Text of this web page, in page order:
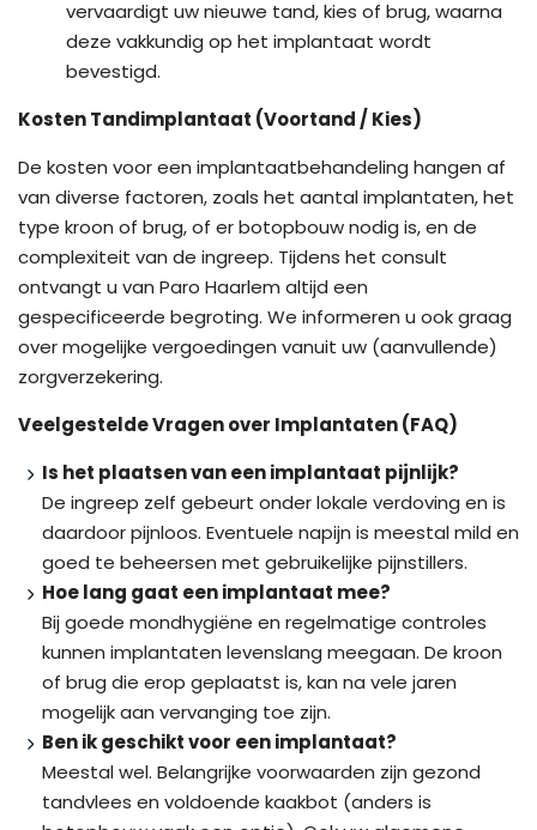
vervaardigt uw nieuwe tand, kies of brug, waarna
deze vakkundig op het implantaat wordt
bevestigd.
Kosten Tandimplantaat (Voortand / Kies)
De kosten voor een implantaatbehandeling hangen af
van diverse factoren, zoals het aantal implantaten, het
type kroon of brug, of er botopbouw nodig is, en de
complexiteit van de ingreep. Tijdens het consult
ontvangt u van Paro Haarlem altijd een
gespecificeerde begroting. We informeren u ook graag
over mogelijke vergoedingen vanuit uw (aanvullende)
zorgverzekering.
Veelgestelde Vragen over Implantaten (FAQ)
Is het plaatsen van een implantaat pijnlijk?
De ingreep zelf gebeurt onder lokale verdoving en is
daardoor pijnloos. Eventuele napijn is meestal mild en
goed te beheersen met gebruikelijke pijnstillers.
Hoe lang gaat een implantaat mee?
Bij goede mondhygiëne en regelmatige controles
kunnen implantaten levenslang meegaan. De kroon
of brug die erop geplaatst is, kan na vele jaren
mogelijk aan vervanging toe zijn.
Ben ik geschikt voor een implantaat?
Meestal wel. Belangrijke voorwaarden zijn gezond
tandvlees en voldoende kaakbot (anders is